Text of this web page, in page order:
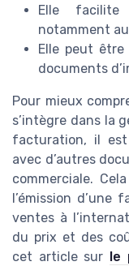
Elle facilite
notamment
Elle peut être
documents
Pour mieux
s’intègre dans la
facturation, il
avec d’autres
commerciale.
l’émission d’une
ventes à
du prix et des
cet article sur le